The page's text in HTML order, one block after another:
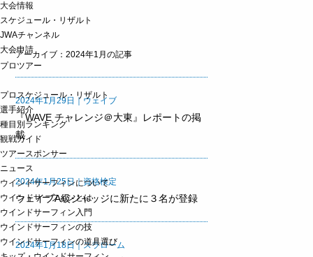
o
n
大会情報
スケジュール・リザルト
JWAチャンネル
大会申請
プロツアー
プロスケジュール・リザルト
選手紹介
種目別ランキング
観戦ガイド
ツアースポンサー
ニュース
ウインドサーフィンについて
ウインドサーフィンとは
ウインドサーフィン入門
ウインドサーフィンの技
ウインドサーフィンの道具選び
アーカイブ：2024年1月の記事
2024年1月29日｜ウェイブ
『WAVE チャレンジ＠大東』レポートの掲
載
2024年1月25日｜資格検定
ウェイブA級ジャッジに新たに３名が登録
2024年1月18日｜スラローム